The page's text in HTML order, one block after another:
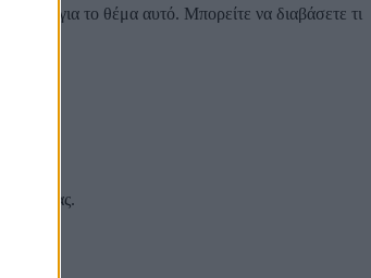
για το θέμα αυτό. Μπορείτε να διαβάσετε τι
σας.